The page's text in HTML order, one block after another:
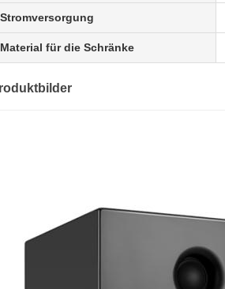
Stromversorgung
Material für die Schränke